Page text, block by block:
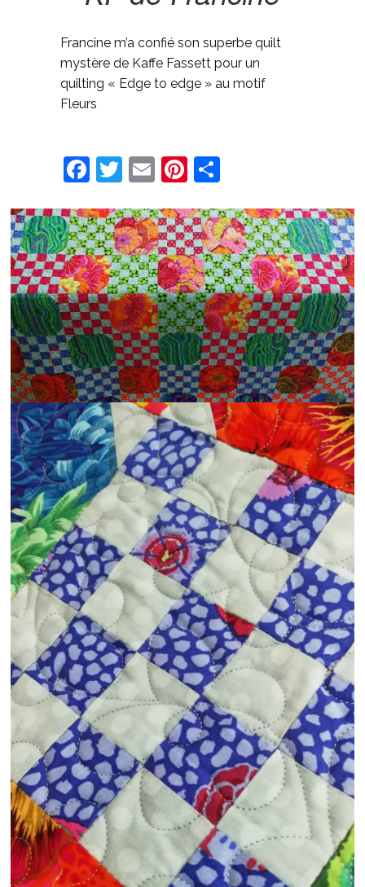
Francine m’a confié son superbe quilt
mystère de Kaffe Fassett pour un
quilting « Edge to edge » au motif
Fleurs
Facebook
Twitter
EmailPinterest
Share